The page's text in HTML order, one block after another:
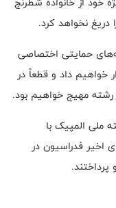
دریغ نخواهد کرد.
حمایتی اختصاصی
خواهیم داد و قطعاً در
مهیج خواهیم بود.
ملی المپیک با
اخیر فدراسیون در